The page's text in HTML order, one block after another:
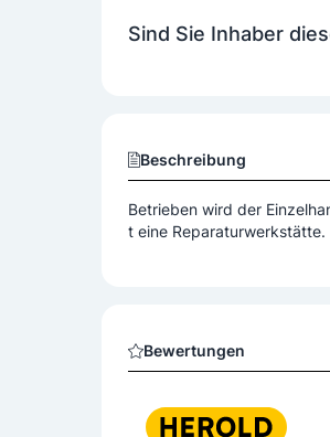
Leistungsangebot
Mit Hingabe, großer
Biedermeieruhren,
jahrelange Erfahrung,
Sind Sie Inhaber
Beschreibung
Betrieben wird der
t eine Reparaturwerkstätte.
Bewertungen